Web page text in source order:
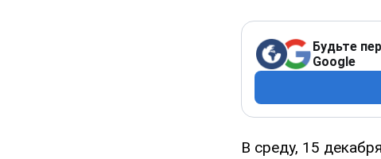
Будьте
Google
В среду, 15